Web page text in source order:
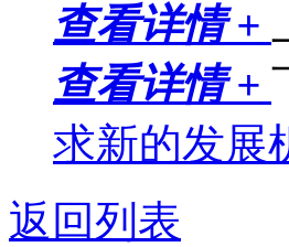
查看详情 +
查看详情 +
求新的发展
返回列表